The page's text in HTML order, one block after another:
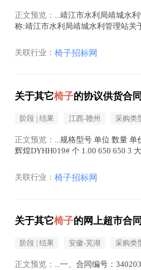
正文预览： ...靖江市水利局靖城水
称:靖江市水利局靖城水利管理站关
关联行业： 椅子招标网
关于其它椅子的协议供货合
阶段 | 结果 江西-赣州 采购类
正文预览： ...规格型号 单位 数量
辉煌DYHH019# 个 1.00 650 650 3
关联行业： 椅子招标网
关于其它椅子的网上超市合
阶段 | 结果 安徽-芜湖 采购类
正文预览： ...一、合同编号：